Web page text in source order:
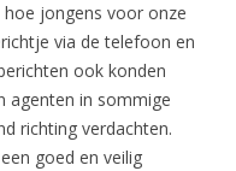
jongens voor onze
via de telefoon en
ook konden
agenten in sommige
richting verdachten.
goed en veilig